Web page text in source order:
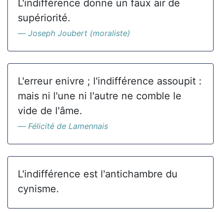
L'indifférence donne un faux air de
supériorité.
Joseph Joubert (moraliste)
L'erreur enivre ; l'indifférence assoupit :
mais ni l'une ni l'autre ne comble le
vide de l'âme.
Félicité de Lamennais
L'indifférence est l'antichambre du
cynisme.